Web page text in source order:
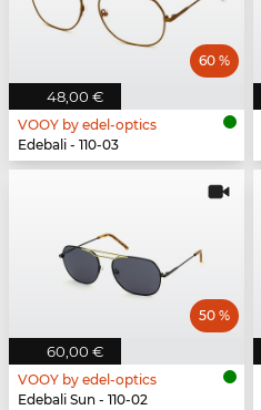
48,00 €
60 %
VOOY by edel-optics
Edebali - 110-03
60,00 €
50 %
VOOY by edel-optics
Edebali Sun - 110-02